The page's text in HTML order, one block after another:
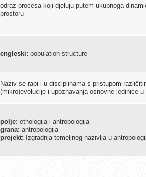
odraz procesa koji djeluju putem ukupnoga
prostoru
engleski: population structure
Naziv se rabi i u disciplinama s pristupom
(mikro)evolucije i upoznavanja osnovne jedinice
polje: etnologija i antropologija
grana: antropologija
projekt: Izgradnja temeljnog nazivlja u